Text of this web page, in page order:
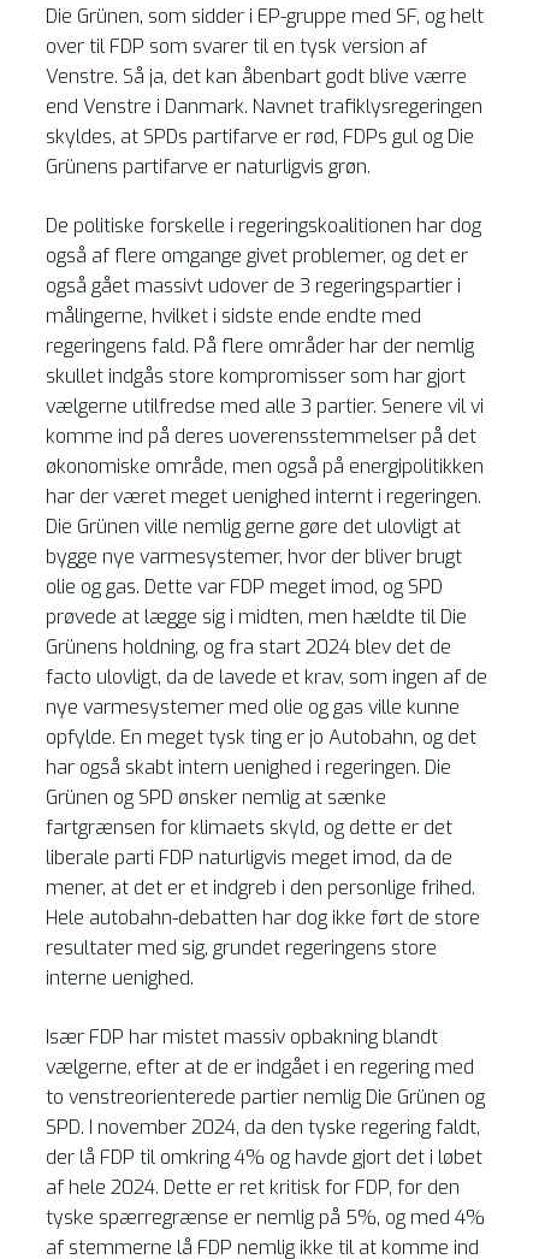
Die Grünen, som sidder i EP-gruppe med SF, og helt
over til FDP som svarer til en tysk version af
Venstre. Så ja, det kan åbenbart godt blive værre
end Venstre i Danmark. Navnet trafiklysregeringen
skyldes, at SPDs partifarve er rød, FDPs gul og Die
Grünens partifarve er naturligvis grøn.
De politiske forskelle i regeringskoalitionen har dog
også af flere omgange givet problemer, og det er
også gået massivt udover de 3 regeringspartier i
målingerne, hvilket i sidste ende endte med
regeringens fald. På flere områder har der nemlig
skullet indgås store kompromisser som har gjort
vælgerne utilfredse med alle 3 partier. Senere vil vi
komme ind på deres uoverensstemmelser på det
økonomiske område, men også på energipolitikken
har der været meget uenighed internt i regeringen.
Die Grünen ville nemlig gerne gøre det ulovligt at
bygge nye varmesystemer, hvor der bliver brugt
olie og gas. Dette var FDP meget imod, og SPD
prøvede at lægge sig i midten, men hældte til Die
Grünens holdning, og fra start 2024 blev det de
facto ulovligt, da de lavede et krav, som ingen af de
nye varmesystemer med olie og gas ville kunne
opfylde. En meget tysk ting er jo Autobahn, og det
har også skabt intern uenighed i regeringen. Die
Grünen og SPD ønsker nemlig at sænke
fartgrænsen for klimaets skyld, og dette er det
liberale parti FDP naturligvis meget imod, da de
mener, at det er et indgreb i den personlige frihed.
Hele autobahn-debatten har dog ikke ført de store
resultater med sig, grundet regeringens store
interne uenighed.
Især FDP har mistet massiv opbakning blandt
vælgerne, efter at de er indgået i en regering med
to venstreorienterede partier nemlig Die Grünen og
SPD. I november 2024, da den tyske regering faldt,
der lå FDP til omkring 4% og havde gjort det i løbet
af hele 2024. Dette er ret kritisk for FDP, for den
tyske spærregrænse er nemlig på 5%, og med 4%
af stemmerne lå FDP nemlig ikke til at komme ind